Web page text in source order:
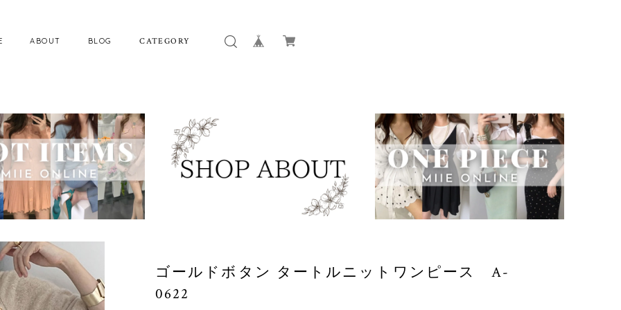
ABOUT BLOG CATEGORY
ゴールドボタン タートルニットワンピース A-
0622